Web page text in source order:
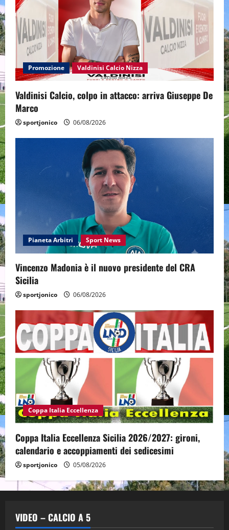
Promozione Valdinisi Calcio Nizza
Valdinisi Calcio, colpo in attacco: arriva Giuseppe De
Marco
sportjonico 06/08/2026
Pianeta Arbitri Sport News
Vincenzo Madonia è il nuovo presidente del CRA
Sicilia
sportjonico 06/08/2026
Coppa Italia Eccellenza
Coppa Italia Eccellenza Sicilia 2026/2027: gironi,
calendario e accoppiamenti dei sedicesimi
sportjonico 05/08/2026
VIDEO – CALCIO A 5